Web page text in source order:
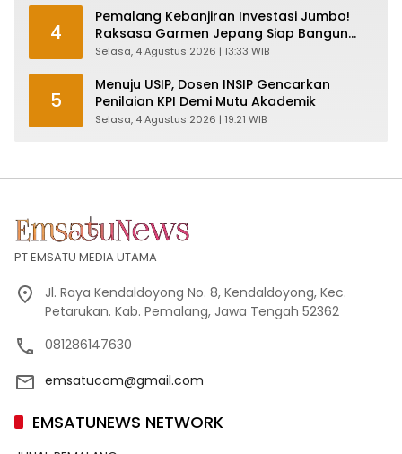
4
Pemalang Kebanjiran Investasi Jumbo!
Raksasa Garmen Jepang Siap Bangun
Pabrik dan Serap Ribuan Tenaga Kerja
Selasa, 4 Agustus 2026 | 13:33 WIB
5
Menuju USIP, Dosen INSIP Gencarkan
Penilaian KPI Demi Mutu Akademik
Selasa, 4 Agustus 2026 | 19:21 WIB
PT EMSATU MEDIA UTAMA
Jl. Raya Kendaldoyong No. 8, Kendaldoyong, Kec.
Petarukan. Kab. Pemalang, Jawa Tengah 52362
081286147630
emsatucom@gmail.com
EMSATUNEWS NETWORK